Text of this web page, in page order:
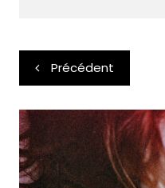
Navigation
de
l’article
Précédent